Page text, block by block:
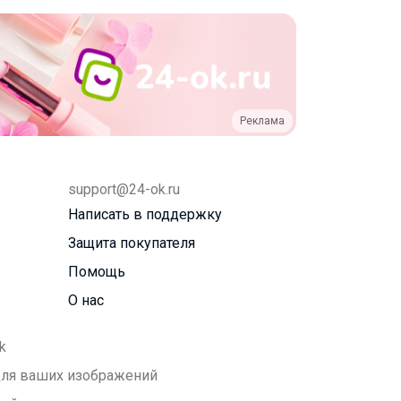
Реклама
support@24-ok.ru
Написать в поддержку
Защита покупателя
Помощь
О нас
ваших изображений